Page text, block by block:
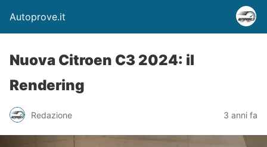
Autoprove.it
Nuova Citroen C3 2024: il
Rendering
Redazione 3 anni fa